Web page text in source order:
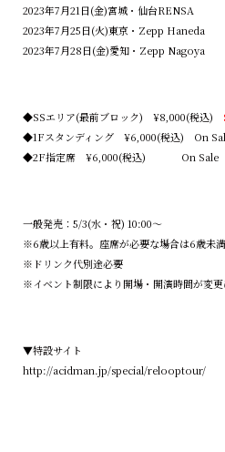
2023年7月21日(金)宮城・仙台RENSA
2023年7月25日(火)東京・Zepp Haneda
2023年7月28日(金)愛知・Zepp Nagoya
◆SSエリア(最前ブロック) ¥8,000(税込)
◆1Fスタンディング ¥6,000(税込) On
◆2F指定席 ¥6,000(税込) On Sale
一般発売：5/3(水・祝) 10:00〜
※6歳以上有料。座席が必要な場合は6歳未
※ドリンク代別途必要
※イベント制限により開場・開演時間が変更
▼特設サイト
http://acidman.jp/special/relooptour/